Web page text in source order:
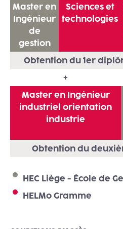
Master en
Ingénieur
de
gestion
Sciences et
technologies
Obtention du 1er
+
Master en Ingénieur
industriel orientation
industrie
Obtention du
HEC Liège - École de
HELMo Gramme